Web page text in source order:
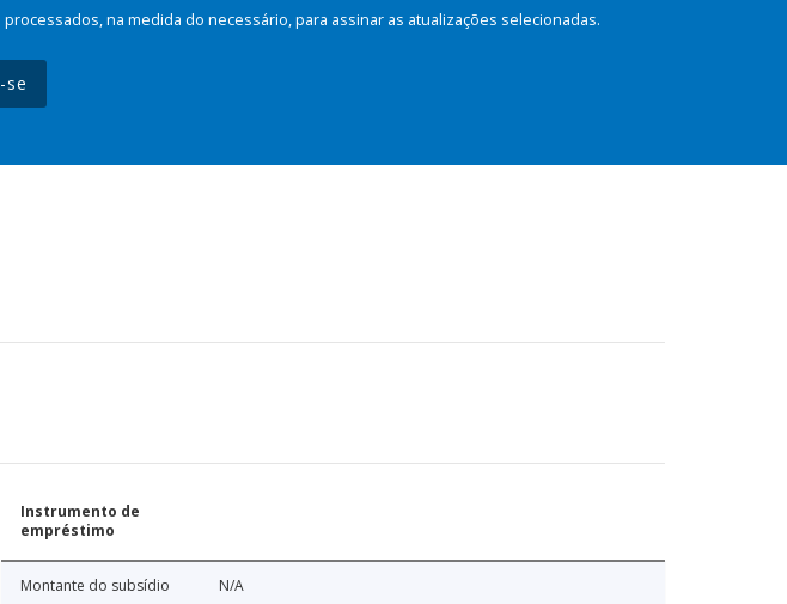
na medida do necessário, para assinar as atualizações selecionadas.
se
Instrumento de
empréstimo
Montante do subsídio N/A